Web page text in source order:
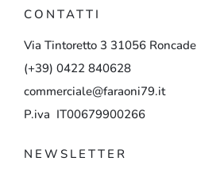
CONTATTI
Via Tintoretto 3 31056 Roncade
(+39) 0422 840628
commerciale@faraoni79.it
P.iva IT00679900266
NEWSLETTER